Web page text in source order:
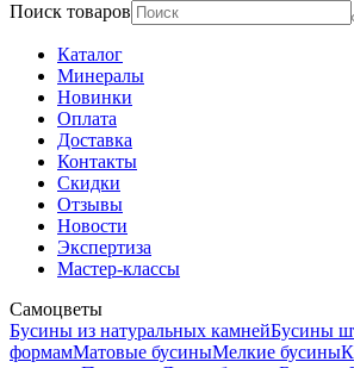
Поиск товаров
Каталог
Минералы
Новинки
Оплата
Доставка
Контакты
Скидки
Отзывы
Новости
Экспертиза
Мастер-классы
Самоцветы
Бусины из натуральных камнейБусины
формамМатовые бусиныМелкие бусины